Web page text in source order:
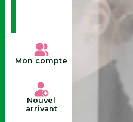
Mon compte
Nouvel
arrivant